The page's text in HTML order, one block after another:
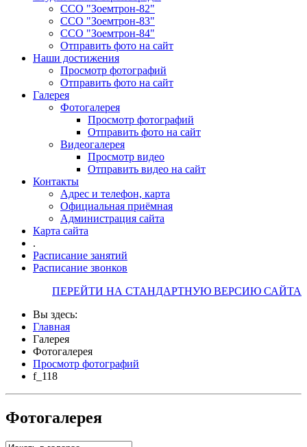
ССО "Зоемтрон-82"
ССО "Зоемтрон-83"
ССО "Зоемтрон-84"
Отправить фото на сайт
Наши достижения
Просмотр фотографий
Отправить фото на сайт
Галерея
Фотогалерея
Просмотр фотографий
Отправить фото на сайт
Видеогалерея
Просмотр видео
Отправить видео на сайт
Контакты
Адрес и телефон, карта
Официальная приёмная
Администрация сайта
Карта сайта
.
Расписание занятий
Расписание звонков
ПЕРЕЙТИ НА СТАНДАРТНУЮ ВЕРСИЮ САЙТА
Вы здесь:
Главная
Галерея
Фотогалерея
Просмотр фотографий
f_118
Фотогалерея